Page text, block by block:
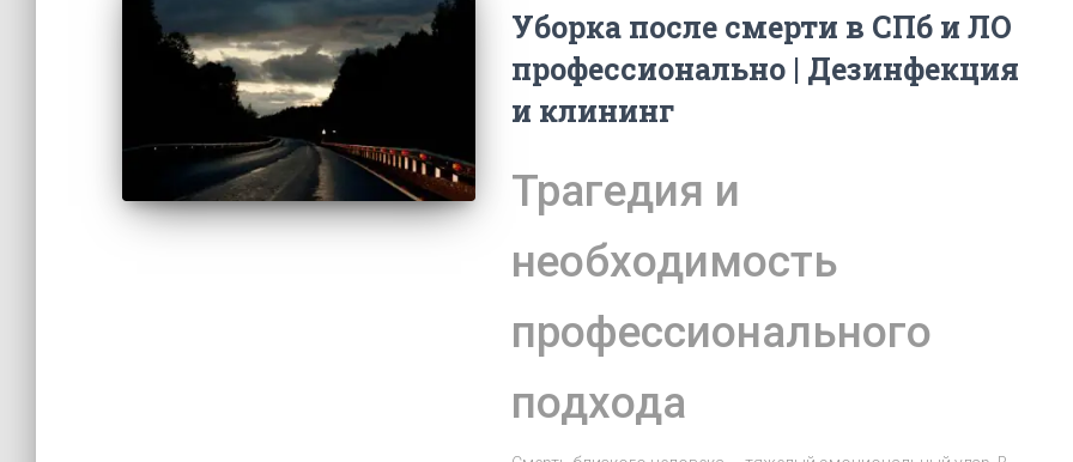
Уборка после смерти в СПб и ЛО
профессионально | Дезинфекция
и клининг
Трагедия и
необходимость
профессионального
подхода